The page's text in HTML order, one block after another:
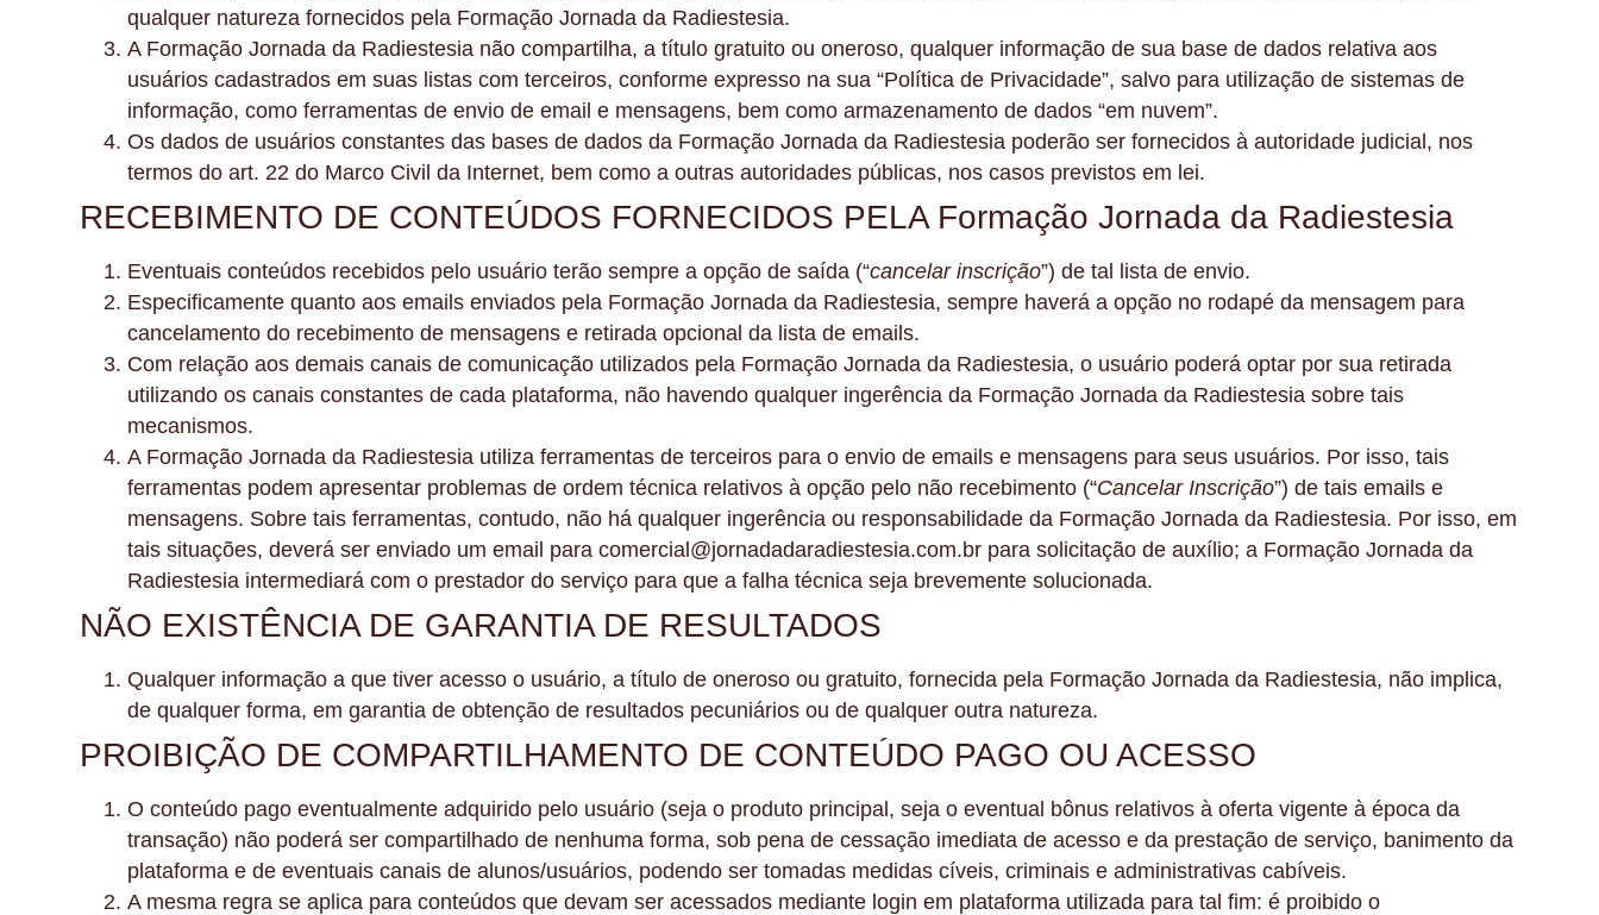
qualquer natureza fornecidos pela Formação Jornada da Radiestesia.
A Formação Jornada da Radiestesia não compartilha, a título gratuito ou oneroso, qualquer informação de sua base de dados relativa aos
usuários cadastrados em suas listas com terceiros, conforme expresso na sua “Política de Privacidade”, salvo para utilização de sistemas de
informação, como ferramentas de envio de email e mensagens, bem como armazenamento de dados “em nuvem”.
Os dados de usuários constantes das bases de dados da Formação Jornada da Radiestesia poderão ser fornecidos à autoridade judicial, nos
termos do art. 22 do Marco Civil da Internet, bem como a outras autoridades públicas, nos casos previstos em lei.
RECEBIMENTO DE CONTEÚDOS FORNECIDOS PELA Formação Jornada da Radiestesia
Eventuais conteúdos recebidos pelo usuário terão sempre a opção de saída (“cancelar inscrição”) de tal lista de envio.
Especificamente quanto aos emails enviados pela Formação Jornada da Radiestesia, sempre haverá a opção no rodapé da mensagem para
cancelamento do recebimento de mensagens e retirada opcional da lista de emails.
Com relação aos demais canais de comunicação utilizados pela Formação Jornada da Radiestesia, o usuário poderá optar por sua retirada
utilizando os canais constantes de cada plataforma, não havendo qualquer ingerência da Formação Jornada da Radiestesia sobre tais
mecanismos.
A Formação Jornada da Radiestesia utiliza ferramentas de terceiros para o envio de emails e mensagens para seus usuários. Por isso, tais
ferramentas podem apresentar problemas de ordem técnica relativos à opção pelo não recebimento (“Cancelar Inscrição”) de tais emails e
mensagens. Sobre tais ferramentas, contudo, não há qualquer ingerência ou responsabilidade da Formação Jornada da Radiestesia. Por isso, em
tais situações, deverá ser enviado um email para comercial@jornadadaradiestesia.com.br para solicitação de auxílio; a Formação Jornada da
Radiestesia intermediará com o prestador do serviço para que a falha técnica seja brevemente solucionada.
NÃO EXISTÊNCIA DE GARANTIA DE RESULTADOS
Qualquer informação a que tiver acesso o usuário, a título de oneroso ou gratuito, fornecida pela Formação Jornada da Radiestesia, não implica,
de qualquer forma, em garantia de obtenção de resultados pecuniários ou de qualquer outra natureza.
PROIBIÇÃO DE COMPARTILHAMENTO DE CONTEÚDO PAGO OU ACESSO
O conteúdo pago eventualmente adquirido pelo usuário (seja o produto principal, seja o eventual bônus relativos à oferta vigente à época da
transação) não poderá ser compartilhado de nenhuma forma, sob pena de cessação imediata de acesso e da prestação de serviço, banimento da
plataforma e de eventuais canais de alunos/usuários, podendo ser tomadas medidas cíveis, criminais e administrativas cabíveis.
A mesma regra se aplica para conteúdos que devam ser acessados mediante login em plataforma utilizada para tal fim: é proibido o